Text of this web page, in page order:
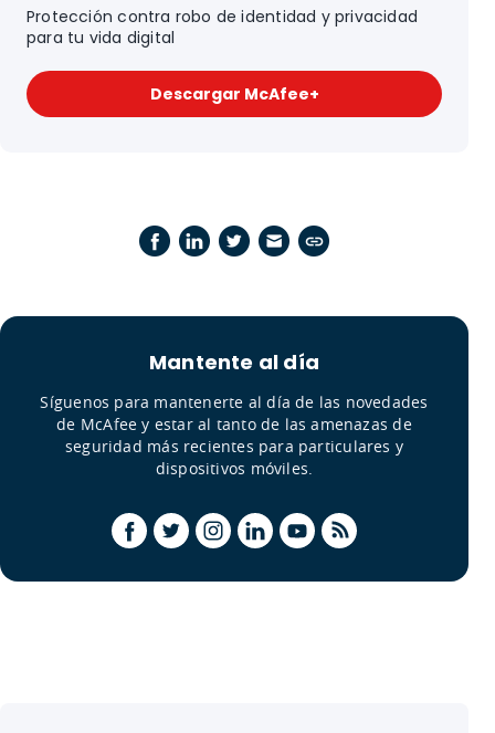
Protección contra robo de identidad y privacidad
para tu vida digital
Descargar McAfee+
Mantente al día
Síguenos para mantenerte al día de las novedades
de McAfee y estar al tanto de las amenazas de
seguridad más recientes para particulares y
dispositivos móviles.